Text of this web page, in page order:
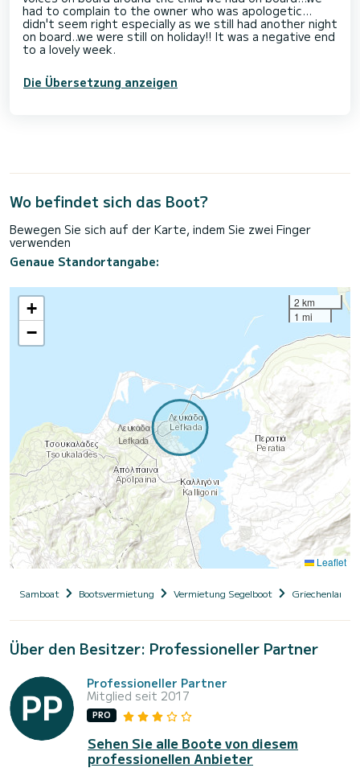
had to complain to the owner who was apologetic...
didn't seem right especially as we still had another night
on board..we were still on holiday!! It was a negative end
to a lovely week.
Die Übersetzung anzeigen
Wo befindet sich das Boot?
Bewegen Sie sich auf der Karte, indem Sie zwei Finger
verwenden
Genaue Standortangabe:
+
−
2 km
1 mi
Leaflet
Samboat Bootsvermietung Vermietung Segelboot Griechenland
Über den Besitzer: Professioneller Partner
Professioneller Partner
Mitglied seit 2017
PRO
Sehen Sie alle Boote von diesem
professionellen Anbieter